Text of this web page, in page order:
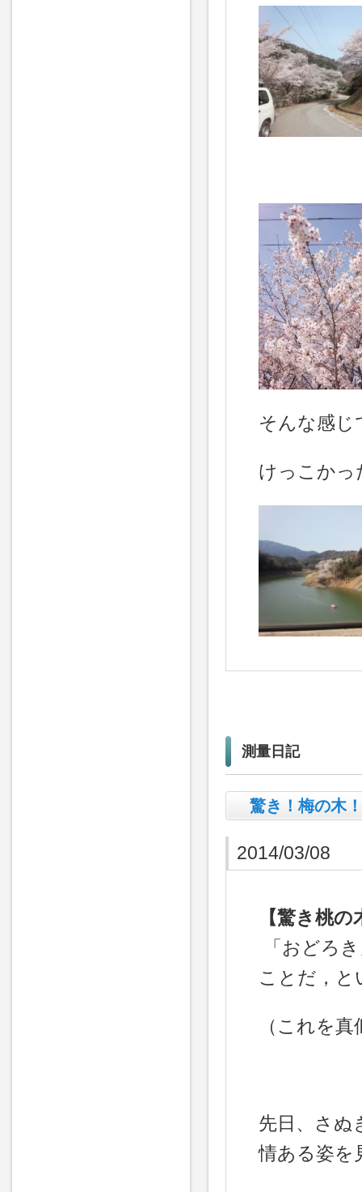
そんな感じ
けっこかっ
測量日記
驚き！梅の木
2014/03/08
【驚き桃
「おどろ
ことだ，と
（これを
先日、さぬ
情ある姿を